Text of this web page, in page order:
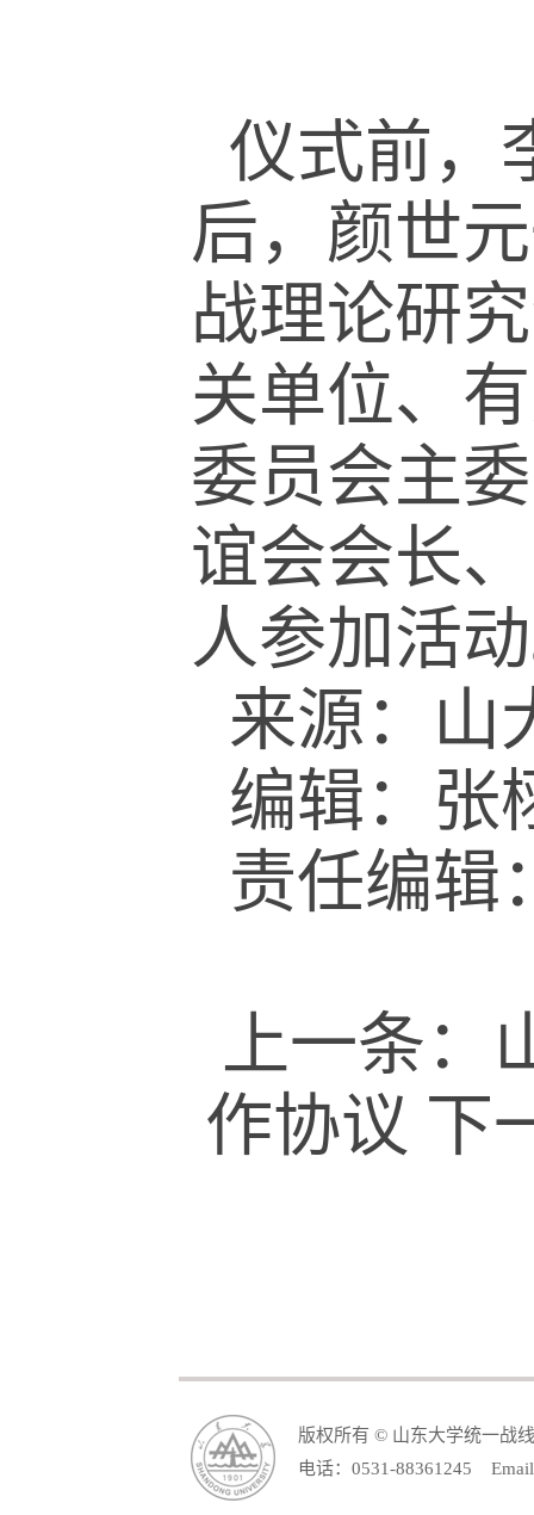
仪式前，
后，颜世
战理论研
关单位、
委员会主
谊会会长
人参加活
来源：山
编辑：张
责任编辑
上一条：
作协议 下
版权所有 © 山东大学统一战
电话：0531-88361245